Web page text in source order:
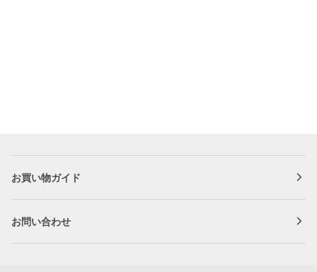
お買い物ガイド
お問い合わせ